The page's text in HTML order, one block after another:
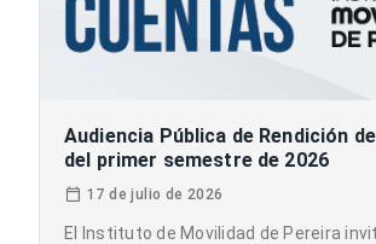
Audiencia Pública de Rendición
del primer semestre de 2026
17 de julio de 2026
El Instituto de Movilidad de Pereira